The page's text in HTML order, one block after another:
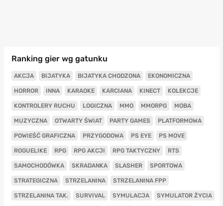
Ranking gier wg gatunku
AKCJA BIJATYKA BIJATYKA CHODZONA EKONOMICZNA
HORROR INNA KARAOKE KARCIANA KINECT KOLEKCJE
KONTROLERY RUCHU LOGICZNA MMO MMORPG MOBA
MUZYCZNA OTWARTY ŚWIAT PARTY GAMES PLATFORMOWA
POWIEŚĆ GRAFICZNA PRZYGODOWA PS EYE PS MOVE
ROGUELIKE RPG RPG AKCJI RPG TAKTYCZNY RTS
SAMOCHODÓWKA SKRADANKA SLASHER SPORTOWA
STRATEGICZNA STRZELANINA STRZELANINA FPP
STRZELANINA TAK. SURVIVAL SYMULACJA SYMULATOR ŻYCIA